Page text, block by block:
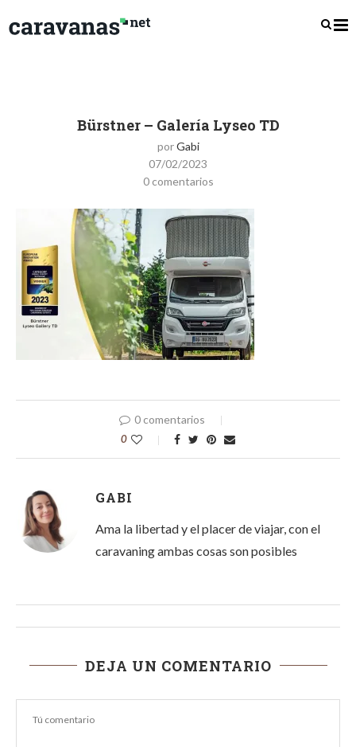
Bürstner – Galería Lyseo TD
porGabi
07/02/2023
0 comentarios
0 comentarios
0
GABI
Ama la libertad y el placer de viajar, con el
caravaning ambas cosas son posibles
DEJA UN COMENTARIO